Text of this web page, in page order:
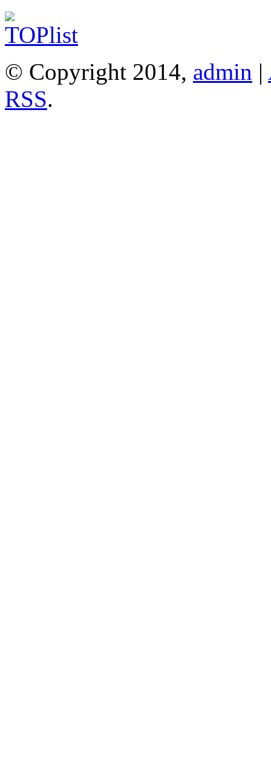
© Copyright 2014, admin |
RSS.